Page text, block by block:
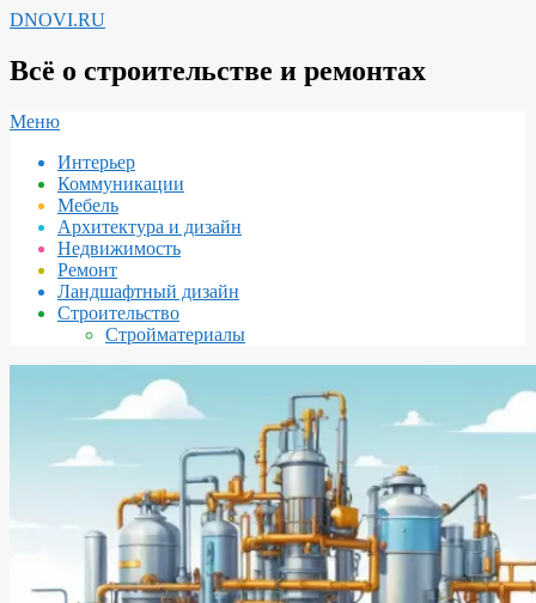
Перейти
содержимому
DNOVI.RU
Всё о строительстве и ремонтах
Вторичное
навигации
Меню
Интерьер
Коммуникации
Мебель
Архитектура и дизайн
Недвижимость
Ремонт
Ландшафтный дизайн
Строительство
Стройматериалы